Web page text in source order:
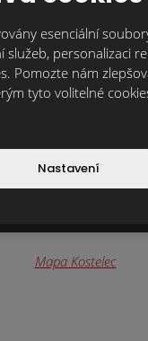
esenciální
personalizaci
Pomozte nám
tyto volitelné
Nastavení